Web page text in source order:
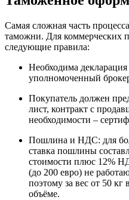
Самая сложная часть
таможни. Для коммерческих
следующие правила:
Необходима
уполномоченный
Покупатель должен
лист, контракт с
необходимости –
Пошлина и НДС: для
ставка пошлины
стоимости плюс 12%
(до 200 евро) не
поэтому за вес от 50
объёме.